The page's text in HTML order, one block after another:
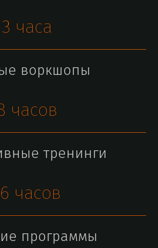
3 часа
воркшопы
часов
тренинги
часов
программы